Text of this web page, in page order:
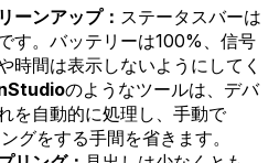
ーンアップ： ステータスバーは
す。バッテリーは100%、信号
時間は表示しないようにしてく
のようなツールは、デバ
を自動的に処理し、手動で
グをする手間を省きます。